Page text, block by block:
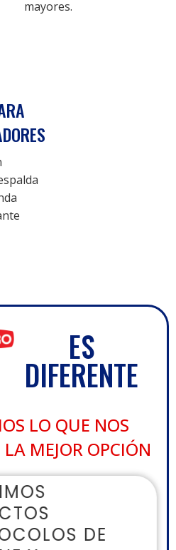
mayores.
ES
DIFERENTE
LO QUE NOS
MEJOR OPCIÓN
DE